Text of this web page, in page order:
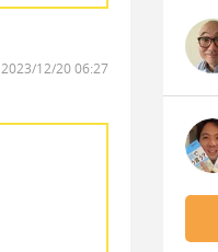
2023/12/20 06:27